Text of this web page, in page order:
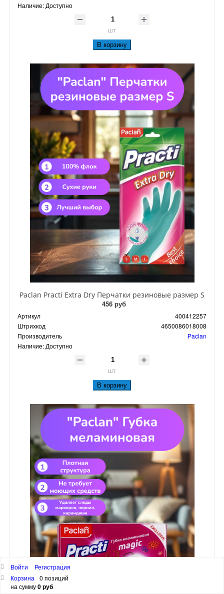
Наличие: Доступно
шт
В корзину
Paclan Practi Extra Dry Перчатки резиновые размер S
456 руб
Артикул
400412257
Штрихкод
4650086018008
Производитель
Paclan
Наличие: Доступно
шт
В корзину
Войти
Регистрация
Корзина
0 позиций
на сумму0 руб